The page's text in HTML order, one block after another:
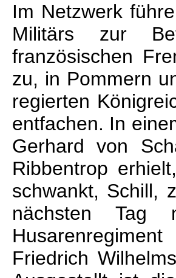
Im Netzwerk
Militärs zur
französischen
zu, in Pommern
regierten
entfachen. In
Gerhard von
Ribbentrop
schwankt, Schill,
nächsten Tag
Friedrich